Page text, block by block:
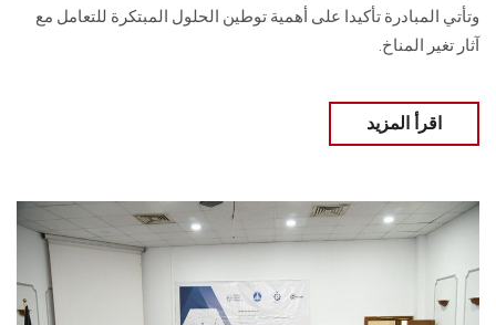
وتأتي المبادرة تأكيدا على أهمية توطين الحلول المبتكرة للتعامل مع
آثار تغير المناخ.
اقرأ المزيد